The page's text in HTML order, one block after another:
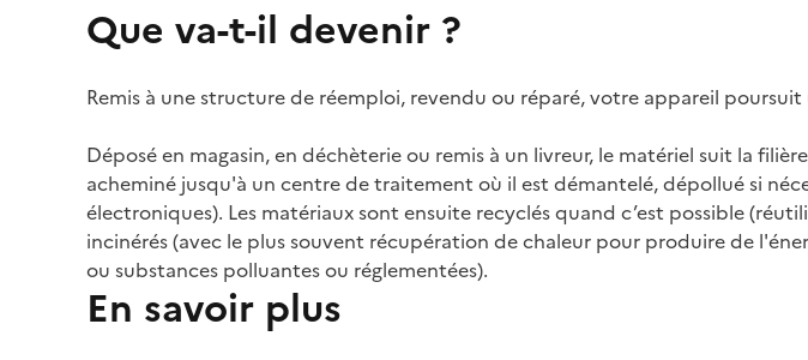
Que va-t-il devenir ?
Remis à une structure de réemploi, revendu ou réparé, votre appareil
Déposé en magasin, en déchèterie ou remis à un livreur, le matériel suit la
acheminé jusqu'à un centre de traitement où il est démantelé, dépollué si
électroniques). Les matériaux sont ensuite recyclés quand c’est possible
incinérés (avec le plus souvent récupération de chaleur pour produire de
ou substances polluantes ou réglementées).
En savoir plus